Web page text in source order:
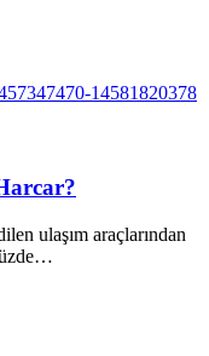
ulaşım araçlarından